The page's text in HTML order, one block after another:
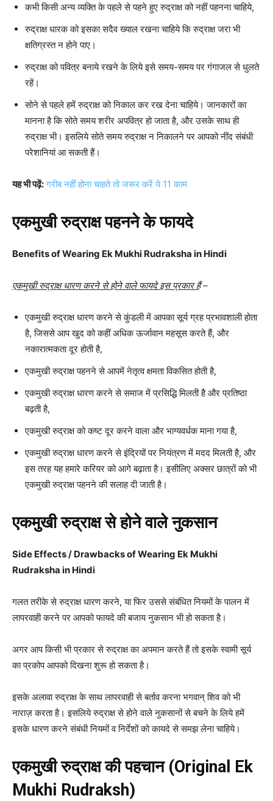
कभी किसी अन्य व्यक्ति के पहले से पहने हुए रुद्राक्ष को नहीं पहनना चाहिये,
रुद्राक्ष धारक को इसका सदैव ख्याल रखना चाहिये कि रुद्राक्ष जरा भी
क्षतिग्रस्त न होने पाए।
रुद्राक्ष को पवित्र बनाये रखने के लिये इसे समय-समय पर गंगाजल से धुलते
रहें।
सोने से पहले हमें रुद्राक्ष को निकाल कर रख देना चाहिये। जानकारों का
मानना है कि सोते समय शरीर अपवित्र हो जाता है, और उसके साथ ही
रुद्राक्ष भी। इसलिये सोते समय रुद्राक्ष न निकालने पर आपको नींद संबंधी
परेशानियां आ सकती हैं।
यह भी पढ़ें: गरीब नहीं होना चाहते तो जरूर करें ये 11 काम
एकमुखी रुद्राक्ष पहनने के फायदे
Benefits of Wearing Ek Mukhi Rudraksha in Hindi
एकमुखी रुद्राक्ष धारण करने से होने वाले फायदे इस प्रकार हैं–
एकमुखी रुद्राक्ष धारण करने से कुंडली में आपका सूर्य ग्रह प्रभावशाली होता
है, जिससे आप खुद को कहीं अधिक ऊर्जावान महसूस करते हैं, और
नकारात्मकता दूर होती है,
एकमुखी रुद्राक्ष पहनने से आपमें नेतृत्व क्षमता विकसित होती है,
एकमुखी रुद्राक्ष धारण करने से समाज में प्रसिद्धि मिलती है और प्रतिष्ठा
बढ़ती है,
एकमुखी रुद्राक्ष को कष्ट दूर करने वाला और भाग्यवर्धक माना गया है,
एकमुखी रुद्राक्ष धारण करने से इंद्रियों पर नियंत्रण में मदद मिलती है, और
इस तरह यह हमारे करियर को आगे बढ़ाता है। इसीलिए अक्सर छात्रों को भी
एकमुखी रुद्राक्ष पहनने की सलाह दी जाती है।
एकमुखी रुद्राक्ष से होने वाले नुकसान
Side Effects / Drawbacks of Wearing Ek Mukhi
Rudraksha in Hindi
गलत तरीके से रुद्राक्ष धारण करने, या फिर उससे संबंधित नियमों के पालन में
लापरवाही करने पर आपको फायदे की बजाय नुकसान भी हो सकता है।
अगर आप किसी भी प्रकार से रुद्राक्ष का अपमान करते हैं तो इसके स्वामी सूर्य
का प्रकोप आपको दिखना शुरू हो सकता है।
इसके अलावा रुद्राक्ष के साथ लापरवाही से बर्ताव करना भगवान् शिव को भी
नाराज़ करता है। इसलिये रुद्राक्ष से होने वाले नुकसानों से बचने के लिये हमें
इसके धारण करने संबंधी नियमों व निर्देशों को कायदे से समझ लेना चाहिये।
एकमुखी रुद्राक्ष की पहचान (Original Ek
Mukhi Rudraksh)